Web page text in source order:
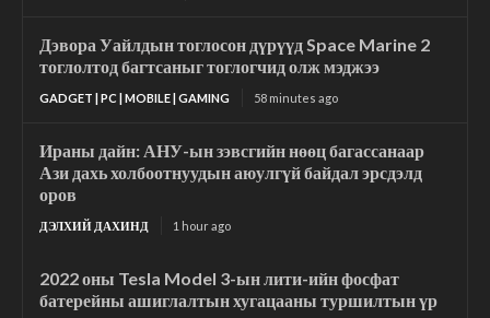
Дэвора Уайлдын тоглосон дүрүүд Space Marine 2
тоглолтод багтсаныг тоглогчид олж мэджээ
GADGET | PC | MOBILE | GAMING 58 minutes ago
Ираны дайн: АНУ-ын зэвсгийн нөөц багассанаар
Ази дахь холбоотнуудын аюулгүй байдал эрсдэлд
оров
ДЭЛХИЙ ДАХИНД 1 hour ago
2022 оны Tesla Model 3-ын лити-ийн фосфат
батерейны ашиглалтын хугацааны туршилтын үр